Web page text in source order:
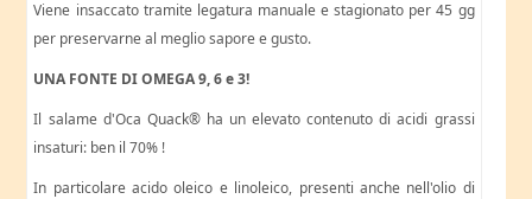
Viene insaccato tramite legatura manuale e stagionato per 45 gg
per preservarne al meglio sapore e gusto.
UNA FONTE DI OMEGA 9, 6 e 3!
Il salame d'Oca Quack® ha un elevato contenuto di acidi grassi
insaturi: ben il 70% !
In particolare acido oleico e linoleico, presenti anche nell'olio di